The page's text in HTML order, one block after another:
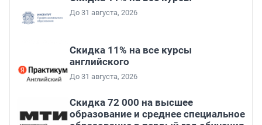
До 31 августа, 2026
Скидка 11% на все курсы
английского
До 31 августа, 2026
Скидка 72 000 на высшее
образование и среднее специальное